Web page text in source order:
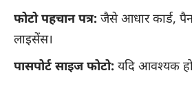
फोटो पहचान पत्र: जैसे आधार कार्ड, पैन
लाइसेंस।
पासपोर्ट साइज फोटो: यदि आवश्यक